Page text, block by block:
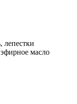
лепестки
масло